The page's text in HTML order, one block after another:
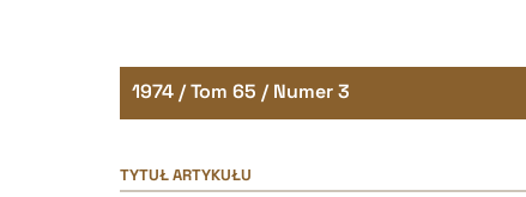
1974 / Tom 65 / Numer 3
TYTUŁ ARTYKUŁU